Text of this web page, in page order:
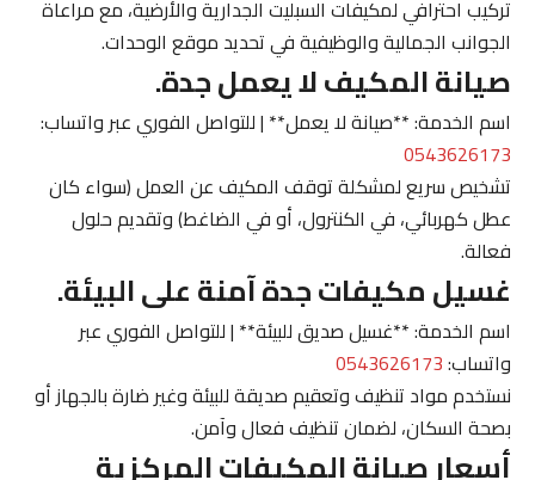
تركيب احترافي لمكيفات السبليت الجدارية والأرضية، مع مراعاة
الجوانب الجمالية والوظيفية في تحديد موقع الوحدات.
صيانة المكيف لا يعمل جدة.
اسم الخدمة: **صيانة لا يعمل** | للتواصل الفوري عبر واتساب:
0543626173
تشخيص سريع لمشكلة توقف المكيف عن العمل (سواء كان
عطل كهربائي، في الكنترول، أو في الضاغط) وتقديم حلول
فعالة.
غسيل مكيفات جدة آمنة على البيئة.
اسم الخدمة: **غسيل صديق للبيئة** | للتواصل الفوري عبر
واتساب:0543626173
نستخدم مواد تنظيف وتعقيم صديقة للبيئة وغير ضارة بالجهاز أو
بصحة السكان، لضمان تنظيف فعال وآمن.
أسعار صيانة المكيفات المركزية